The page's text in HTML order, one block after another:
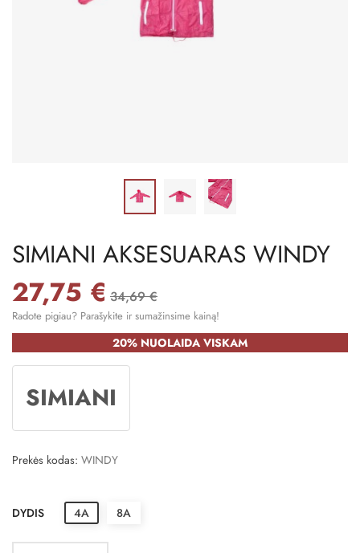
SIMIANI AKSESUARAS WINDY
27,75 € 34,69 €
Radote pigiau? Parašykite ir sumažinsime kainą!
20% NUOLAIDA VISKAM
SIMIANI
Prekės kodas: WINDY
DYDIS 4A 8A